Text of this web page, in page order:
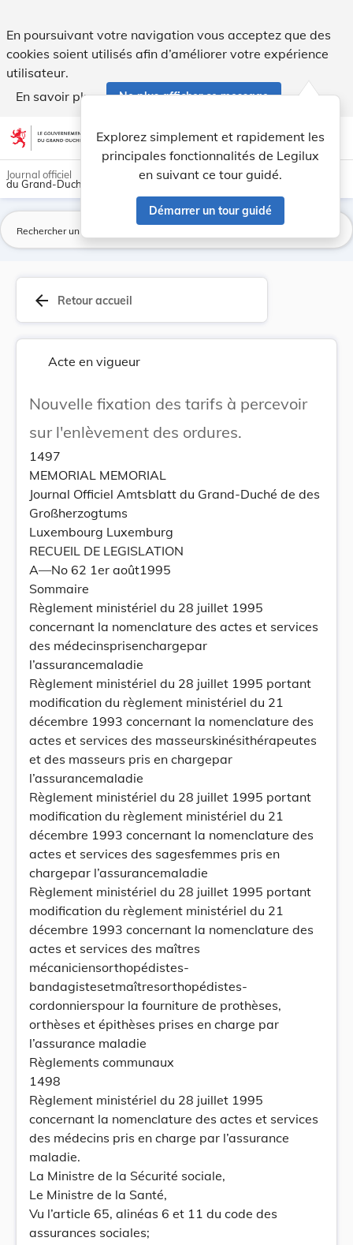
En poursuivant votre navigation vous acceptez que des
cookies soient utilisés afin d’améliorer votre expérience
utilisateur.
En savoir plus
Ne plus afficher ce message
Aller au contenu account_circle help Aide
Explorez simplement et rapidement les
principales fonctionnalités de Legilux
en suivant ce tour guidé.
Démarrer un tour guidé
light_mode dark_mode
Journal officiel
du Grand-Duché de Luxembourg
arrow_back Retour accueil
Acte en vigueur
Nouvelle fixation des tarifs à percevoir
sur l'enlèvement des ordures.
1497
MEMORIAL MEMORIAL
Journal Officiel Amtsblatt du Grand-Duché de des
Großherzogtums
Luxembourg Luxemburg
RECUEIL DE LEGISLATION
A—No 62 1er août1995
Sommaire
Règlement ministériel du 28 juillet 1995
concernant la nomenclature des actes et services
des médecinsprisenchargepar
l’assurancemaladie
Règlement ministériel du 28 juillet 1995 portant
modification du règlement ministériel du 21
décembre 1993 concernant la nomenclature des
actes et services des masseurskinésithérapeutes
et des masseurs pris en chargepar
l’assurancemaladie
Règlement ministériel du 28 juillet 1995 portant
modification du règlement ministériel du 21
décembre 1993 concernant la nomenclature des
actes et services des sagesfemmes pris en
chargepar l’assurancemaladie
Règlement ministériel du 28 juillet 1995 portant
modification du règlement ministériel du 21
décembre 1993 concernant la nomenclature des
actes et services des maîtres
mécaniciensorthopédistes-
bandagistesetmaîtresorthopédistes-
cordonnierspour la fourniture de prothèses,
orthèses et épithèses prises en charge par
l’assurance maladie
Règlements communaux
1498
Règlement ministériel du 28 juillet 1995
concernant la nomenclature des actes et services
des médecins pris en charge par l’assurance
maladie.
La Ministre de la Sécurité sociale,
Le Ministre de la Santé,
Vu l’article 65, alinéas 6 et 11 du code des
assurances sociales;